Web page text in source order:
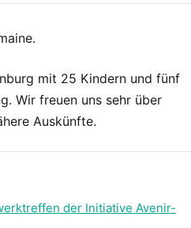
mit 25 Kindern und fünf
Wir freuen uns sehr über
Auskünfte.
der Initiative Avenir-